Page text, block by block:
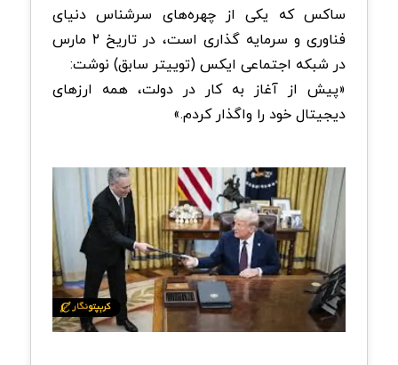
ساکس که یکی از چهره‌های سرشناس دنیای
فناوری و سرمایه گذاری است، در تاریخ ۲ مارس
در شبکه اجتماعی ایکس (توییتر سابق) نوشت:
«پیش از آغاز به کار در دولت، همه ارزهای
دیجیتال خود را واگذار کردم.»